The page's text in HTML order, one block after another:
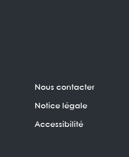
Nous contacter
Notice légale
Accessibilité